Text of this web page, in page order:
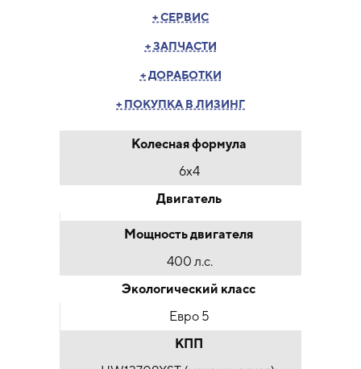
+ СЕРВИС
+ ЗАПЧАСТИ
+ ДОРАБОТКИ
+ ПОКУПКА В ЛИЗИНГ
Колесная формула
6x4
Двигатель
Мощность двигателя
400 л.с.
Экологический класс
Евро 5
КПП